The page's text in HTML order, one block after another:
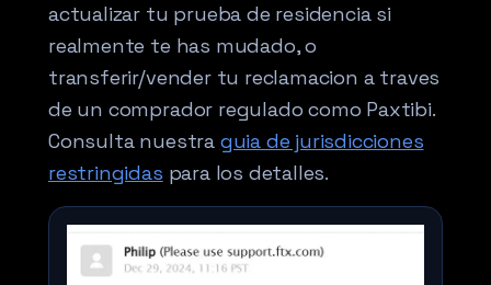
actualizar tu prueba de residencia si
realmente te has mudado, o
transferir/vender tu reclamacion a traves
de un comprador regulado como Paxtibi.
Consulta nuestra guia de jurisdicciones
restringidas para los detalles.